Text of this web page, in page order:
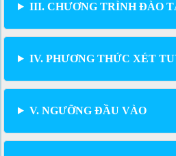
III. CHƯƠNG TRÌNH ĐÀO
IV. PHƯƠNG THỨC XÉT
V. NGƯỠNG ĐẦU VÀO